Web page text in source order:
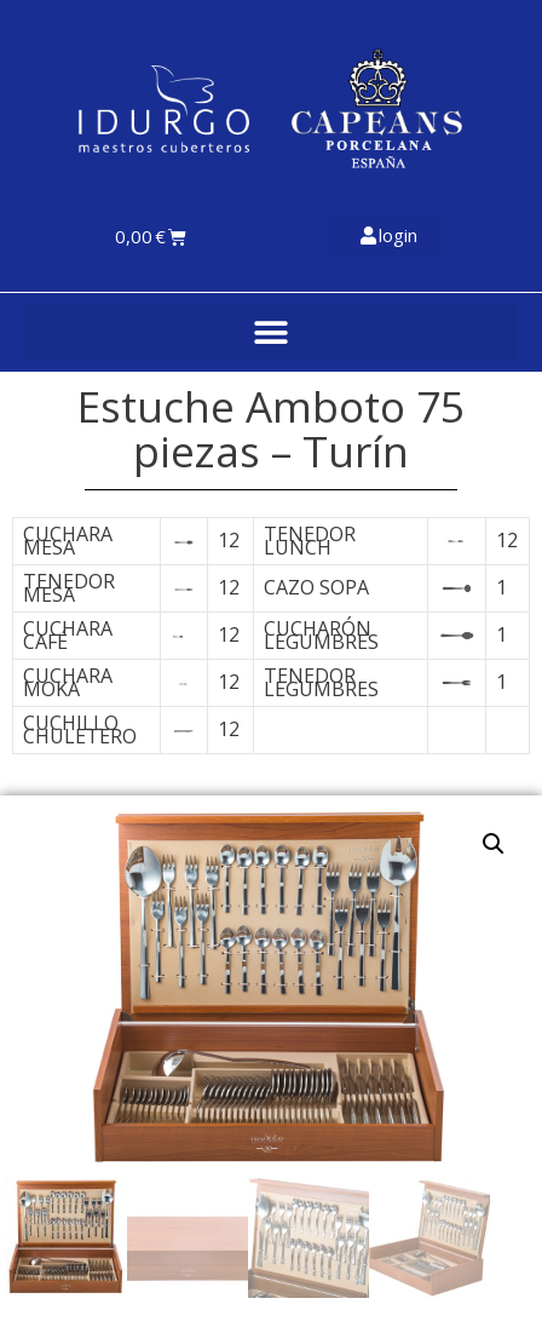
0,00€ login
Estuche Amboto 75
piezas – Turín
CUCHARA
MESA 12 TENEDOR
LUNCH
12
TENEDOR
MESA 12 CAZO SOPA
1
CUCHARA
CAFÉ 12 CUCHARÓN
LEGUMBRES
1
CUCHARA
MOKA 12 TENEDOR
LEGUMBRES
1
CUCHILLO
CHULETERO 12